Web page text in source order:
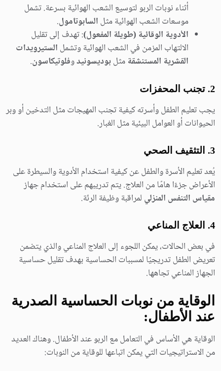
أثناء نوبات الربو لتوسيع الشعب الهوائية بسرعة. تشمل
موسعات الشعب الهوائية مثل السابوتامول.
الأدوية الوقائية (طويلة المفعول): تهدف إلى تقليل
الالتهاب المزمن في الشعب الهوائية وتشمل الستيرويدات
القشرية المستنشقة مثلبوديسونيدوفلوتيكاسون.
2. تجنب المحفزات
يجب تعليم الطفل وأسرته كيفية تجنب المهيجات مثل التدخين أو وبر
الحيوانات أو العوامل البيئية مثل الغبار.
3. التثقيف الصحي
يُعد تعليم الأسرة والطفل عن كيفية استخدام الأدوية والسيطرة على
الأعراض جزءًا هامًا من العلاج. يتم تدريبهم على استخدام جهاز
مقياس التنفس المنزلي لمراقبة وظيفة الرئة.
4. العلاج المناعي
في بعض الحالات، يمكن اللجوء إلى العلاج المناعي والذي يتضمن
تعريض الطفل تدريجيًا لمسببات الحساسية بهدف تقليل حساسية
الجهاز المناعي تجاهها.
الوقاية من نوبات الحساسية الصدرية
عند الأطفال:
الوقاية هي الأساس في التعامل مع الربو عند الأطفال. وهناك العديد
من الاستراتيجيات التي يمكن اتباعها للوقاية من النوبات: